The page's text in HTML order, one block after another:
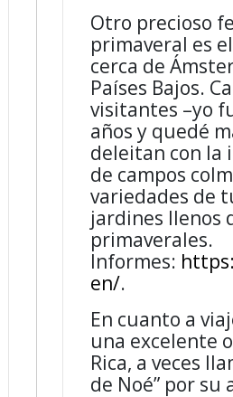
Otro precioso
primaveral es
cerca de
Países Bajos.
visitantes –yo
años y quedé
deleitan con la
de campos
variedades de
jardines llenos
primaverales.
Informes:
en/.
En cuanto a
una excelente
Rica, a veces
de Noé” por